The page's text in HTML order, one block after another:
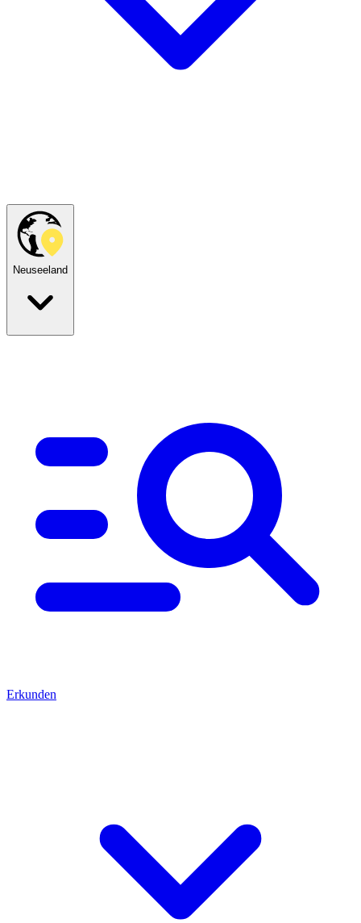
Neuseeland
Erkunden